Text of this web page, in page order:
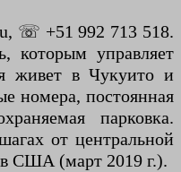
☏ +51 992 713 518.
которым управляет
живет в Чукуито и
номера, постоянная
парковка.
от центральной
США (март 2019 г.).